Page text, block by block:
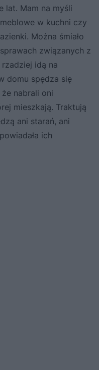
lat. Mam na myśli
w kuchni czy
Można śmiało
związanych z
idą na
domu spędza się
nabrali oni
mieszkają. Traktują
ani starań, ani
ich